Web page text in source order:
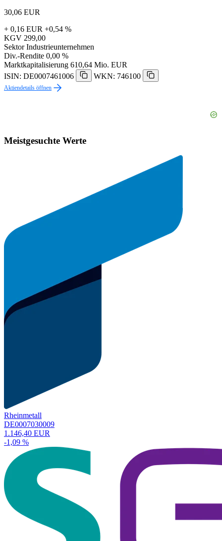
30,06 EUR
+ 0,16 EUR +0,54 %
KGV 299,00
Sektor Industrieunternehmen
Div.-Rendite 0,00 %
Marktkapitalisierung 610,64 Mio. EUR
ISIN: DE0007461006
WKN: 746100
Aktiendetails öffnen
Meistgesuchte Werte
Rheinmetall
DE0007030009
1.146,40 EUR
-1,09 %